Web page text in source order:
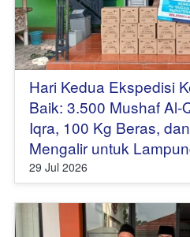
Hari Kedua Ekspedisi
Baik: 3.500 Mushaf Al-
Iqra, 100 Kg Beras,
Mengalir untuk
29 Jul 2026